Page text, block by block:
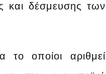
και δέσμευσης των
οποίοι αριθμεί